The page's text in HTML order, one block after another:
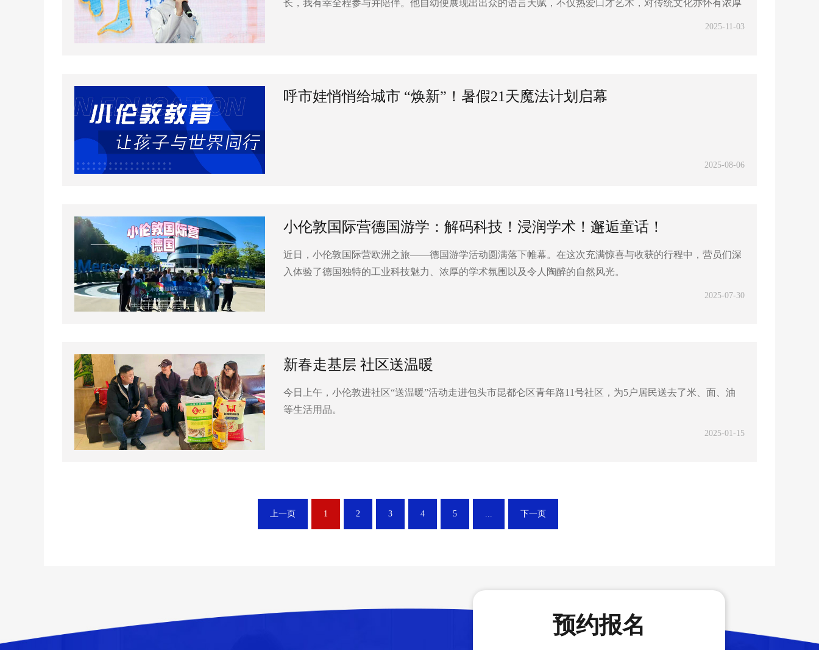
长，我有幸全程参与并陪伴。他自幼便展现出出众的语言天赋，不仅热爱口才艺术，对传统文化亦怀有浓厚
2025-11-03
呼市娃悄悄给城市 “焕新”！暑假21天魔法计划启幕
2025-08-06
小伦敦国际营德国游学：解码科技！浸润学术！邂逅童话！
近日，小伦敦国际营欧洲之旅——德国游学活动圆满落下帷幕。在这次充满惊喜与收获的行程中，营员们深
入体验了德国独特的工业科技魅力、浓厚的学术氛围以及令人陶醉的自然风光。
2025-07-30
新春走基层 社区送温暖
今日上午，小伦敦进社区“送温暖”活动走进包头市昆都仑区青年路11号社区，为5户居民送去了米、面、油
等生活用品。
2025-01-15
上一页 1 2 3 4 5 下一页
预约报名